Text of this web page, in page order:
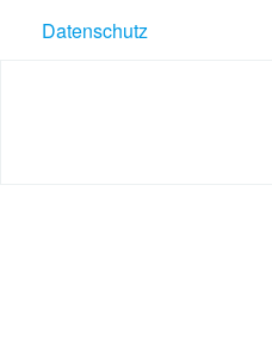
Datenschutz